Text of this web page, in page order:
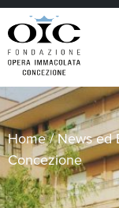
Home/News ed
Concezione